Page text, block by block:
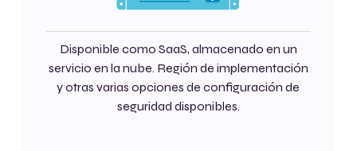
Disponible como SaaS, almacenado en un
servicio en la nube. Región de implementación
y otras varias opciones de configuración de
seguridad disponibles.